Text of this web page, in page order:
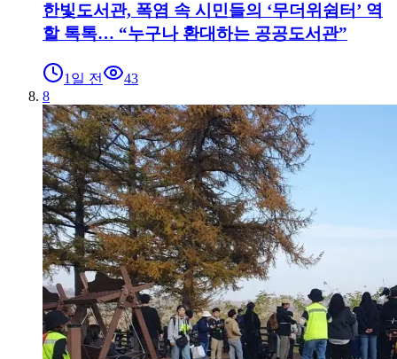
한빛도서관, 폭염 속 시민들의 ‘무더위쉼터’ 역
할 톡톡… “누구나 환대하는 공공도서관”
1일 전
43
8